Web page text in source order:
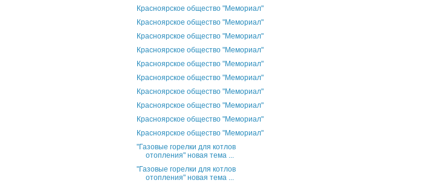
Красноярское общество "Мемориал"
Красноярское общество "Мемориал"
Красноярское общество "Мемориал"
Красноярское общество "Мемориал"
Красноярское общество "Мемориал"
Красноярское общество "Мемориал"
Красноярское общество "Мемориал"
Красноярское общество "Мемориал"
Красноярское общество "Мемориал"
Красноярское общество "Мемориал"
"Газовые горелки для котлов
отопления" новая тема ...
"Газовые горелки для котлов
отопления" новая тема ...